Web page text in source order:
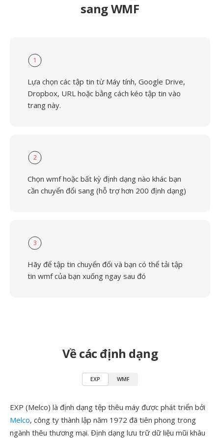
sang WMF
1
Lựa chọn các tập tin từ Máy tính, Google Drive,
Dropbox, URL hoặc bằng cách kéo tập tin vào
trang này.
2
Chọn wmf hoặc bất kỳ định dạng nào khác bạn
cần chuyển đổi sang (hỗ trợ hơn 200 định dạng)
3
Hãy để tập tin chuyển đổi và bạn có thể tải tập
tin wmf của bạn xuống ngay sau đó
Về các định dạng
EXP WMF
EXP (Melco) là định dạng tệp thêu máy được phát triển bởi
Melco, công ty thành lập năm 1972 đã tiên phong trong
ngành thêu thương mại. Định dạng lưu trữ dữ liệu mũi khâu